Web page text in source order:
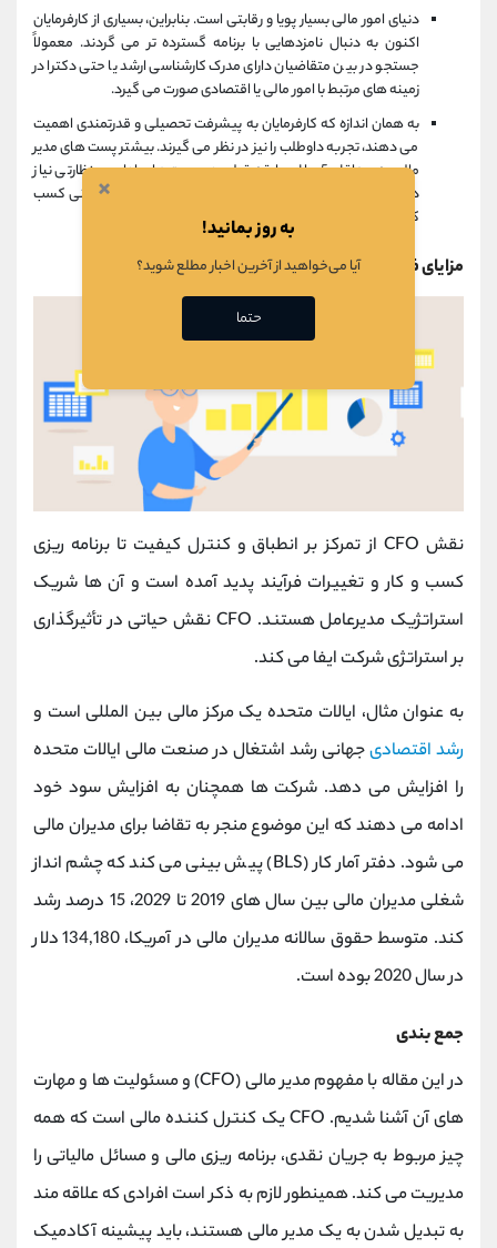
دنیای امور مالی بسیار پویا و رقابتی است. بنابراین، بسیاری از کارفرمایان
اکنون به دنبال نامزدهایی با برنامه گسترده تر می گردند. معمولاً
جستجو در بین متقاضیان دارای مدرک کارشناسی ارشد یا حتی دکترا در
زمینه های مرتبط با امور مالی یا اقتصادی صورت می گیرد.
به همان اندازه که کارفرمایان به پیشرفت تحصیلی و قدرتمندی اهمیت
می دهند، تجربه داوطلب را نیز در نظر می گیرند. بیشتر پست های مدیر
مالی به حداقل 5 سال سابقه قبلی در سمت های اداری و نظارتی نیاز
دارند. بنابراین، برای فعالیت در این زمینه باید تجربه های فراوانی کسب
کرد.
مزایای فعالیت بعنوان یک مدیر مالی
نقش CFO از تمرکز بر انطباق و کنترل کیفیت تا برنامه ریزی
کسب و کار و تغییرات فرآیند پدید آمده است و آن ها شریک
استراتژیک مدیرعامل هستند. CFO نقش حیاتی در تأثیرگذاری
بر استراتژی شرکت ایفا می کند.
به عنوان مثال، ایالات متحده یک مرکز مالی بین المللی است و
رشد اقتصادیجهانی رشد اشتغال در صنعت مالی ایالات متحده
را افزایش می دهد. شرکت ها همچنان به افزایش سود خود
ادامه می دهند که این موضوع منجر به تقاضا برای مدیران مالی
می شود. دفتر آمار کار (BLS) پیش بینی می کند که چشم انداز
شغلی مدیران مالی بین سال های 2019 تا 2029، 15 درصد رشد
کند. متوسط حقوق سالانه مدیران مالی در آمریکا، 134,180 دلار
در سال 2020 بوده است.
جمع بندی
در این مقاله با مفهوم مدیر مالی (CFO) و مسئولیت ها و مهارت
های آن آشنا شدیم. CFO یک کنترل کننده مالی است که همه
چیز مربوط به جریان نقدی، برنامه ریزی مالی و مسائل مالیاتی را
مدیریت می کند. همینطور لازم به ذکر است افرادی که علاقه مند
به تبدیل شدن به یک مدیر مالی هستند، باید پیشینه آکادمیک
×
به روز بمانید!
آیا می‌خواهید از آخرین اخبار مطلع شوید؟
حتما